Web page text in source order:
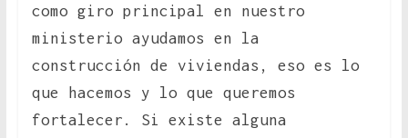
como giro principal en nuestro
ministerio ayudamos en la
construcción de viviendas, eso es lo
que hacemos y lo que queremos
fortalecer. Si existe alguna